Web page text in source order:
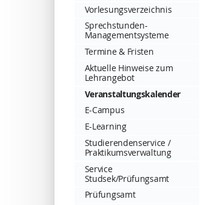
Vorlesungsverzeichnis
Sprechstunden-
Managementsysteme
Termine & Fristen
Aktuelle Hinweise zum
Lehrangebot
Veranstaltungskalender
E-Campus
E-Learning
Studierendenservice /
Praktikumsverwaltung
Service
Studsek/Prüfungsamt
Prüfungsamt